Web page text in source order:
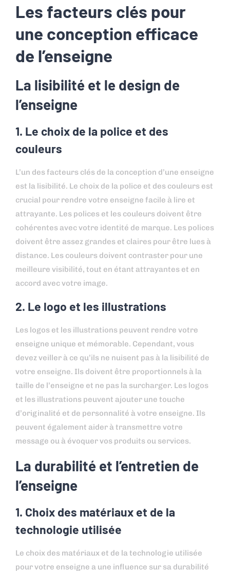
Les facteurs clés pour
une conception efficace
de l’enseigne
La lisibilité et le design de
l’enseigne
1. Le choix de la police et des
couleurs
L’un des facteurs clés de la conception d’une enseigne
est la lisibilité. Le choix de la police et des couleurs est
crucial pour rendre votre enseigne facile à lire et
attrayante. Les polices et les couleurs doivent être
cohérentes avec votre identité de marque. Les polices
doivent être assez grandes et claires pour être lues à
distance. Les couleurs doivent contraster pour une
meilleure visibilité, tout en étant attrayantes et en
accord avec votre image.
2. Le logo et les illustrations
Les logos et les illustrations peuvent rendre votre
enseigne unique et mémorable. Cependant, vous
devez veiller à ce qu’ils ne nuisent pas à la lisibilité de
votre enseigne. Ils doivent être proportionnels à la
taille de l’enseigne et ne pas la surcharger. Les logos
et les illustrations peuvent ajouter une touche
d’originalité et de personnalité à votre enseigne. Ils
peuvent également aider à transmettre votre
message ou à évoquer vos produits ou services.
La durabilité et l’entretien de
l’enseigne
1. Choix des matériaux et de la
technologie utilisée
Le choix des matériaux et de la technologie utilisée
pour votre enseigne a une influence sur sa durabilité